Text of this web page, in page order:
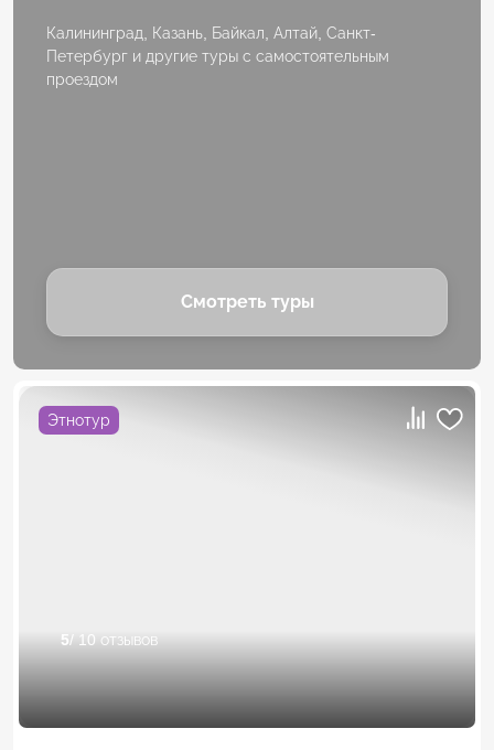
Калининград, Казань, Байкал, Алтай, Санкт-
Петербург и другие туры с самостоятельным
проездом
Смотреть туры
Этнотур
5/ 10 отзывов